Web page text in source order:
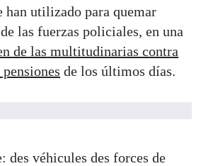
han utilizado para quemar
las fuerzas policiales, en una
de las multitudinarias contra
de los últimos días.
des véhicules des forces de